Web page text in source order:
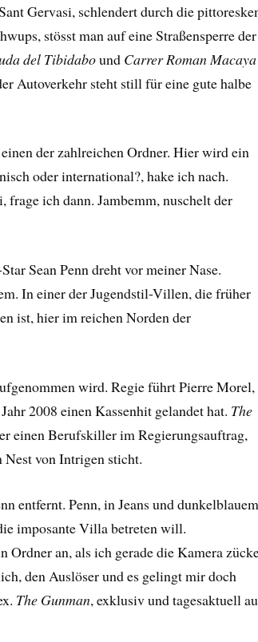
Gervasi, schlendert durch die
stösst man auf eine Straßensperre der
del Tibidabound Carrer Roman Macaya
Autoverkehr steht still für eine gute halbe
der zahlreichen Ordner. Hier wird ein
oder international?, hake ich nach.
ich dann. Jambemm, nuschelt der
Sean Penn dreht vor meiner Nase.
In einer der Jugendstil-Villen, die früher
ist, hier im reichen Norden der
wird. Regie führtPierre Morel,
2008 einen Kassenhit gelandet hat. The
einen Berufskiller im Regierungsauftrag,
Nest von Intrigen sticht.
entfernt. Penn, in Jeans und dunkelblauem
imposante Villa betreten will.
Ordner an, als ich gerade die Kamera
den Auslöser und es gelingt mir doch
The Gunman, exklusiv und tagesaktuell